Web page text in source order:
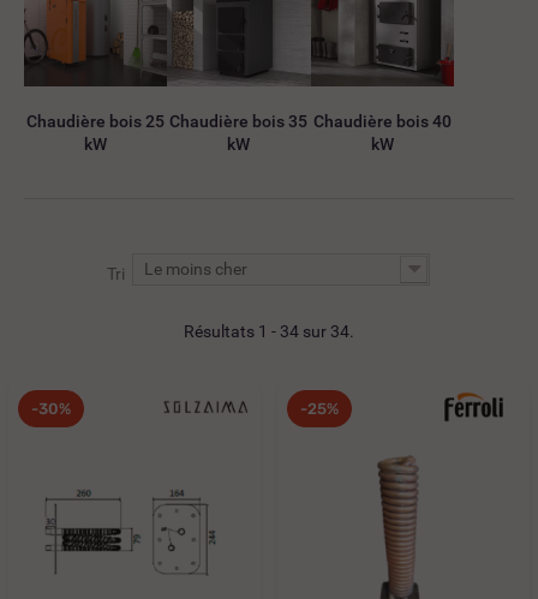
Chaudière bois 25
kW
Chaudière bois 35
kW
Chaudière bois 40
kW
Tri Le moins cher
Résultats 1 - 34 sur 34.
-30% -25%